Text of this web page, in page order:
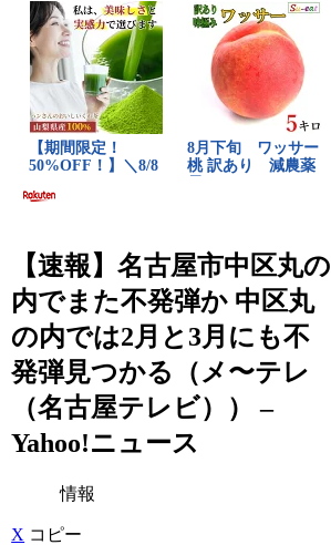
【速報】名古屋市中区丸の
内でまた不発弾か 中区丸
の内では2月と3月にも不
発弾見つかる（メ〜テレ
（名古屋テレビ）） –
Yahoo!ニュース
情報
X コピー